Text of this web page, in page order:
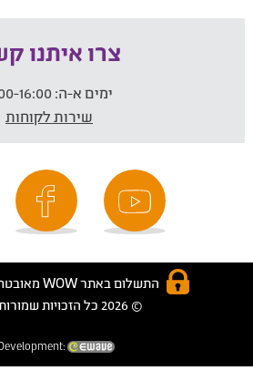
צרו איתנו
ימים א-ה:
שירות לקוחות
התשלום באתר WOW מאובטח בטכנולוגית SSL
© 2026 כל הזכויות שמורות